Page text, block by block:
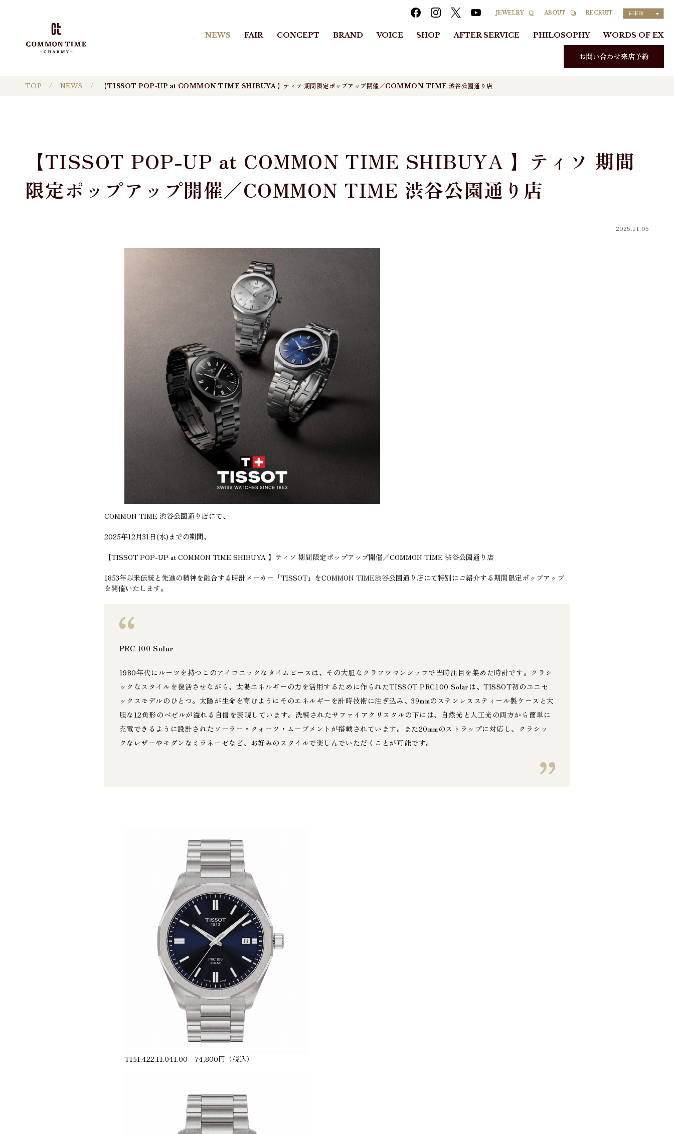
JEWELRY ABOUT RECRUIT 日本語
NEWS FAIR CONCEPT BRAND VOICE SHOP AFTER SERVICE PHILOSOPHY WORDS OF EX
お問い合わせ来店予約
TOP NEWS 【TISSOT POP-UP at COMMON TIME SHIBUYA 】ティソ 期間限定ポップアップ開催／COMMON TIME 渋谷公園通り店
【TISSOT POP-UP at COMMON TIME SHIBUYA 】ティソ 期間
限定ポップアップ開催／COMMON TIME 渋谷公園通り店
2025.11.05
COMMON TIME 渋谷公園通り店にて、
2025年12月31日(水)までの期間、
【TISSOT POP-UP at COMMON TIME SHIBUYA 】ティソ 期間限定ポップアップ開催／COMMON TIME 渋谷公園通り店
1853年以来伝統と先進の精神を融合する時計メーカー「TISSOT」をCOMMON TIME渋谷公園通り店にて特別にご紹介する期間限定ポップアップ
を開催いたします。
PRC 100 Solar
1980年代にルーツを持つこのアイコニックなタイムピースは、その大胆なクラフツマンシップで当時注目を集めた時計です。クラシ
ックなスタイルを復活させながら、太陽エネルギーの力を活用するために作られたTISSOT PRC100 Solarは、TISSOT初のユニセ
ックスモデルのひとつ。太陽が生命を育むようにそのエネルギーを計時技術に注ぎ込み、39mmのステンレススティール製ケースと大
胆な12角形のベゼルが溢れる自信を表現しています。洗練されたサファイアクリスタルの下には、自然光と人工光の両方から簡単に
充電できるように設計されたソーラー・クォーツ・ムーブメントが搭載されています。また20mmのストラップに対応し、クラシッ
クなレザーやモダンなミラネーゼなど、お好みのスタイルで楽しんでいただくことが可能です。
T151.422.11.041.00 74,800円（税込）